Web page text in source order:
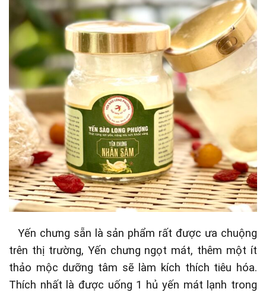
Yến chưng sẵn là sản phẩm rất được ưa chuộng
trên thị trường, Yến chưng ngọt mát, thêm một ít
thảo mộc dưỡng tâm sẽ làm kích thích tiêu hóa.
Thích nhất là được uống 1 hủ yến mát lạnh trong